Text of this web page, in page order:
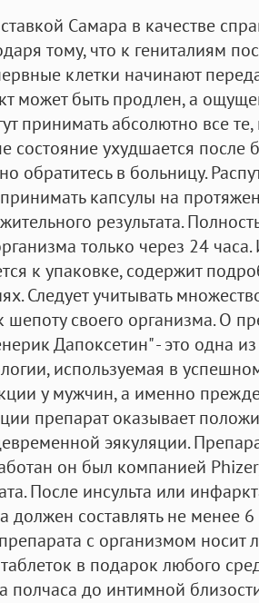
Самара в качестве
тому, что к гениталиям
клетки начинают
может быть продлен, а
принимать абсолютно все
состояние ухудшается после
обратитесь в больницу.
капсулы на
результата.
только через 24
к упаковке, содержит
Следует учитывать
шепоту своего организма. О
Дапоксетин" - это одна
используемая в
у мужчин, а именно
препарат оказывает
эякуляции.
он был компанией
После инсульта или
должен составлять не менее
с организмом носит
в подарок любого
полчаса до интимной